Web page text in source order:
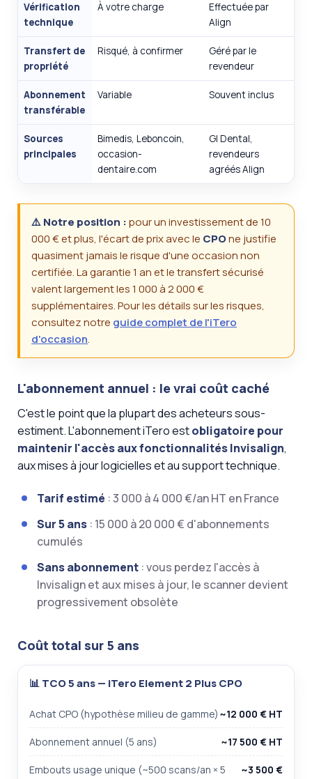
Vérification
technique
À votre charge
Effectuée par
Align
Transfert de
propriété
Risqué, à confirmer
Géré par le
revendeur
Abonnement
transférable
Variable Souvent inclus
Sources
principales
Bimedis, Leboncoin,
occasion-
dentaire.com
GI Dental,
revendeurs
agréés Align
⚠️ Notre position :pour un investissement de 10
000 € et plus, l'écart de prix avec le CPOne justifie
quasiment jamais le risque d'une occasion non
certifiée. La garantie 1 an et le transfert sécurisé
valent largement les 1 000 à 2 000 €
supplémentaires. Pour les détails sur les risques,
consultez notre guide complet de l'iTero
d'occasion.
L'abonnement annuel : le vrai coût caché
C'est le point que la plupart des acheteurs sous-
estiment. L'abonnement iTero estobligatoire pour
maintenir l'accès aux fonctionnalités Invisalign,
aux mises à jour logicielles et au support technique.
Tarif estimé : 3 000 à 4 000 €/an HT en France
Sur 5 ans : 15 000 à 20 000 € d'abonnements
cumulés
Sans abonnement : vous perdez l'accès à
Invisalign et aux mises à jour, le scanner devient
progressivement obsolète
Coût total sur 5 ans
📊 TCO 5 ans — iTero Element 2 Plus CPO
Achat CPO (hypothèse milieu de gamme) ~12 000 € HT
Abonnement annuel (5 ans) ~17 500 € HT
Embouts usage unique (~500 scans/an × 5
~3 500 €